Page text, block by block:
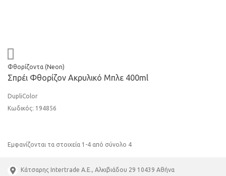
Φθορίζοντα (Neon)
Σπρέι Φθορίζον Ακρυλικό Μπλε 400ml
DupliColor
Κωδικός: 194856
Εμφανίζονται τα στοιχεία 1-4 από σύνολο 4
Κάτσαρης Intertrade A.E., Αλκιβιάδου 29 10439 Αθήνα